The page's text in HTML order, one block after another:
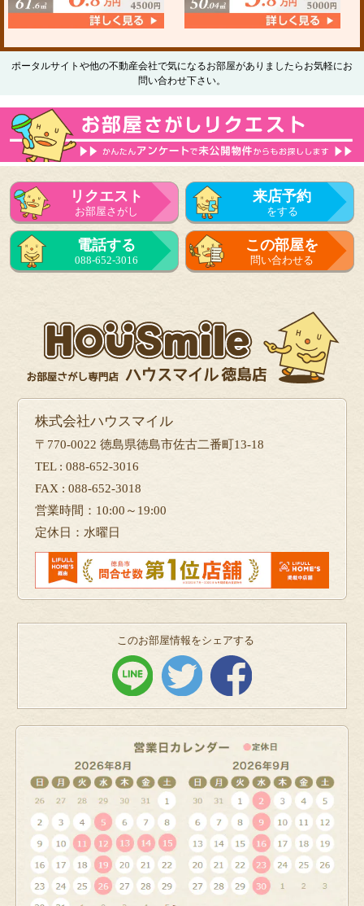
ポータルサイトや他の不動産会社で気になるお部屋がありましたらお気軽にお
問い合わせ下さい。
リクエスト
お部屋さがし
来店予約
をする
電話する
088-652-3016
この部屋を
問い合わせる
株式会社ハウスマイル
〒770-0022 徳島県徳島市佐古二番町13-18
TEL : 088-652-3016
FAX : 088-652-3018
営業時間：10:00～19:00
定休日：水曜日
このお部屋情報をシェアする